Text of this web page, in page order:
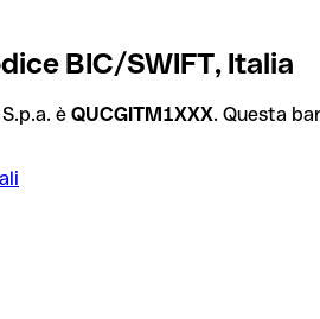
BIC/SWIFT, Italia
è QUCGITM1XXX. Questa